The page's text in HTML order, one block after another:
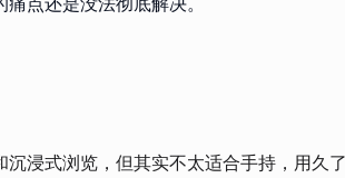
沉浸式浏览，但其实不太适合手持，用久